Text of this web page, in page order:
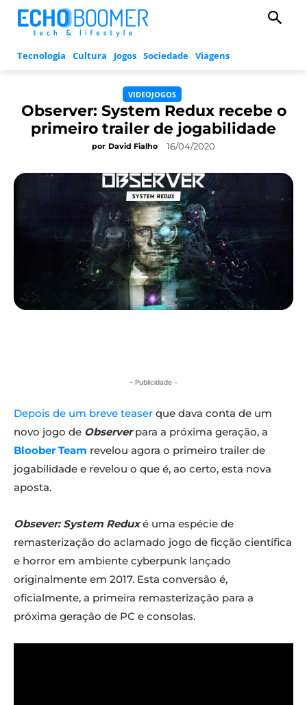
Tecnologia Cultura Jogos Sociedade Viagens
VIDEOJOGOS
Observer: System Redux recebe o
primeiro trailer de jogabilidade
por David Fialho 16/04/2020
- Publicidade -
Depois de um breve teaser que dava conta de um
novo jogo de Observerpara a próxima geração, a
Bloober Team revelou agora o primeiro trailer de
jogabilidade e revelou o que é, ao certo, esta nova
aposta.
Obsever: System Reduxé uma espécie de
remasterização do aclamado jogo de ficção científica
e horror em ambiente cyberpunk lançado
originalmente em 2017. Esta conversão é,
oficialmente, a primeira remasterização para a
próxima geração de PC e consolas.